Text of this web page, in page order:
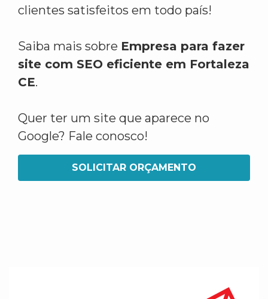
clientes satisfeitos em todo país!
Saiba mais sobre Empresa para fazer
site com SEO eficiente em Fortaleza
CE.
Quer ter um site que aparece no
Google? Fale conosco!
SOLICITAR ORÇAMENTO